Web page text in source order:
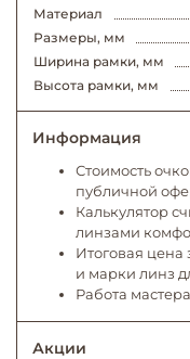
Материал
Размеры, мм
Ширина рамки, мм
Высота рамки, мм
Информация
Стоимость
публичной
Калькулятор
линзами
Итоговая цена
и марки линз
Работа
Акции